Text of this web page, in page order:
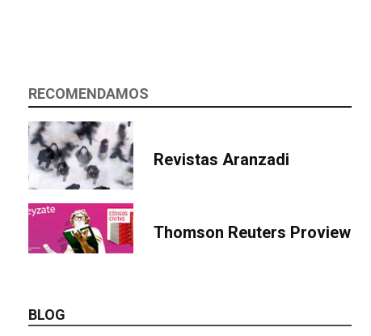
RECOMENDAMOS
Revistas Aranzadi
Thomson Reuters Proview
BLOG